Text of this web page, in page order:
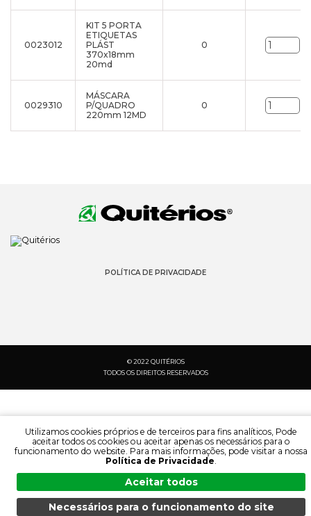
0023012
KIT 5 PORTA
ETIQUETAS
PLÁST
370x18mm
20md
0
0029310
MÁSCARA
P/QUADRO
220mm 12MD
0
POLÍTICA DE PRIVACIDADE
© 2022 QUITÉRIOS
TODOS OS DIREITOS RESERVADOS
PESQUISA:
IDIOMA:
Utilizamos cookies próprios e de terceiros para fins analíticos, Pode
aceitar todos os cookies ou aceitar apenas os necessários para o
funcionamento do website. Para mais informações, pode visitar a nossa
Política de Privacidade.
Aceitar todos
Necessários para o funcionamento do site